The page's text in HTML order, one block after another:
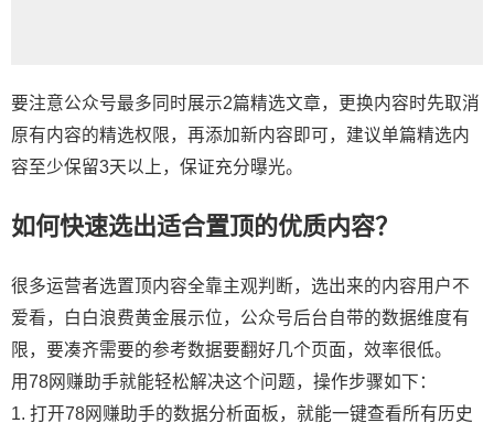
要注意公众号最多同时展示2篇精选文章，更换内容时先取消
原有内容的精选权限，再添加新内容即可，建议单篇精选内
容至少保留3天以上，保证充分曝光。
如何快速选出适合置顶的优质内容？
很多运营者选置顶内容全靠主观判断，选出来的内容用户不
爱看，白白浪费黄金展示位，公众号后台自带的数据维度有
限，要凑齐需要的参考数据要翻好几个页面，效率很低。
用78网赚助手就能轻松解决这个问题，操作步骤如下：
1. 打开78网赚助手的数据分析面板，就能一键查看所有历史